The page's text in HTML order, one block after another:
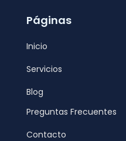
Páginas
Inicio
Servicios
Blog
Preguntas Frecuentes
Contacto